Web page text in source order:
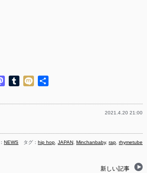
Mastodon
Tumblr
Mixi
2021.4.20 21:00
NEWS タグ：hip hop ,JAPAN ,Minchanbaby,rap ,rhymetube
新しい記事